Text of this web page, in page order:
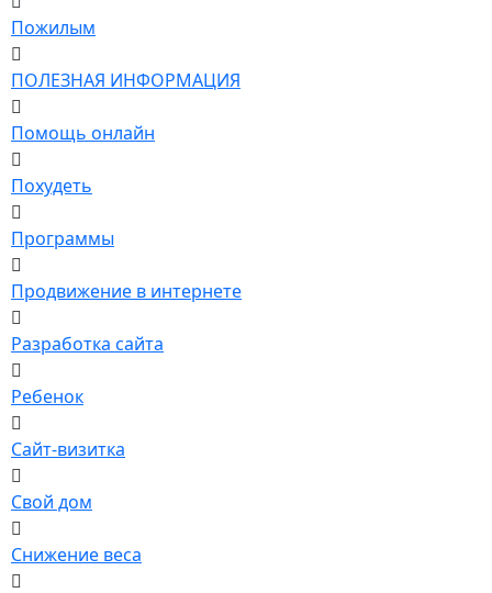
Пожилым
ПОЛЕЗНАЯ ИНФОРМАЦИЯ
Помощь онлайн
Похудеть
Программы
Продвижение в интернете
Разработка сайта
Ребенок
Сайт-визитка
Свой дом
Снижение веса